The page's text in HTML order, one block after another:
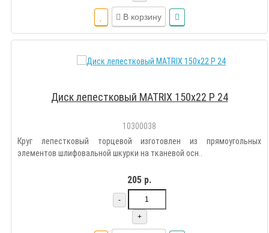
В корзину
Диск лепестковый MATRIX 150х22 Р 24
10300038
Круг лепестковый торцевой изготовлен из прямоугольных
элементов шлифовальной шкурки на тканевой осн..
205 р.
-
+